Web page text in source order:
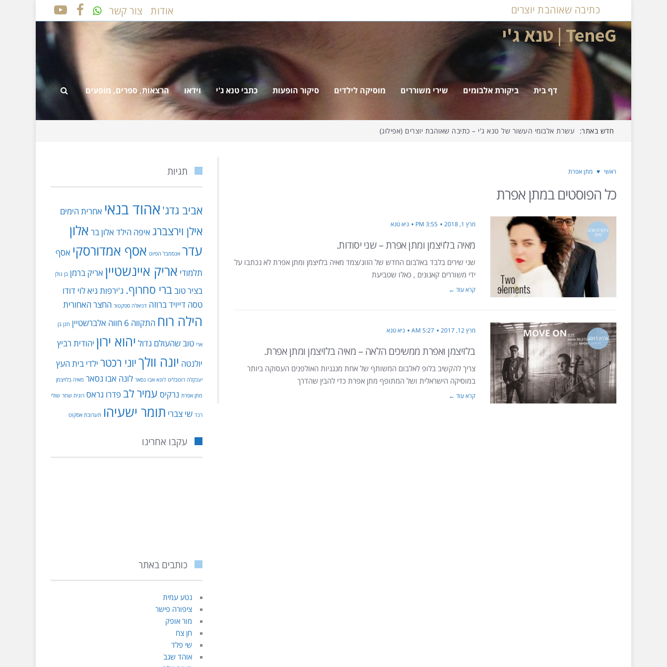
כתיבה שאוהבת יוצרים אודות צור קשר
FACEBOOK
YOUTUBE
TeneG | טנא ג'י
דף בית ביקורת אלבומים שירי משוררים מוסיקה לילדים סיקור הופעות כתבי טנא ג'י וידאו הרצאות, ספרים, מופעים
חדש באתר: עשרת אלבומי העשור של טנא ג'י – כתיבה שאוהבת יוצרים (אפילוג)
ראשי ♥ מתן אפרת
כל הפוסטים במתן אפרת
ביקורת אלבו
מים
מרץ 1, 2018 3:55 PM גיא טנא
מאיה בלזיצמן ומתן אפרת – שני יסודות.
שני שירים בלבד באלבום החדש של הזוג/צמד מאיה בלזיצמן ומתן אפרת לא נכתבו על
ידי משוררים קאנונים , כאלו שטביעת
קרא עוד ←
ארכיון 2015
מרץ 12, 2017 5:27 AM גיא טנא
בלזיצמן ואפרת ממשיכים הלאה – מאיה בלזיצמן ומתן אפרת.
צריך להקשיב בלופ לאלבום המשותף של אחת מנגניות האולפנים העסוקה ביותר
במוסיקה הישראלית ושל המתופף מתן אפרת כדי להבין שהדרך
קרא עוד ←
תגיות
אביב גדג' אהוד בנאי אחרית הימים
אילן וירצברג איפה הילד אלון בר אלון
עדר אנסמבל הפיוט אסף אמדורסקי אסף
תלמודי אריק איינשטיין אריק ברמן בן גולן
בציר טובברי סחרוף. ג'ירפות גיא לוי דודו
טסה דייויד ברוזה דניאלה ספקטור החצר האחורית
הילה רוח התקווה 6 חווה אלברשטיין חנן בן
ארי טוב שהעולם גדול יהוא ירון יהודית רביץ
יולנטה יונה וולךיוני רכטר ילדי בית העץ
יענקלה רוטבליט לונא אבו נסאר לונה אבו נסאר מאיה בלזיצמן
מתן אפרת נרקיס עמיר לב פדרו גראס רונית שחר שולי
רנד שי צברי תומר ישעיהו תערובת אסקוט
עקבו אחרינו
כותבים באתר
נטע עמית
ציפורה פישר
מור אופק
חן צח
שי פלד
אוהד שגב